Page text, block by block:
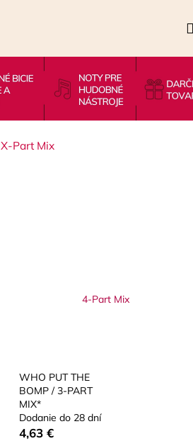
X-Part Mix
4-Part Mix
WHO PUT THE
BOMP / 3-PART
MIX*
Dodanie do 28 dní
4,63 €